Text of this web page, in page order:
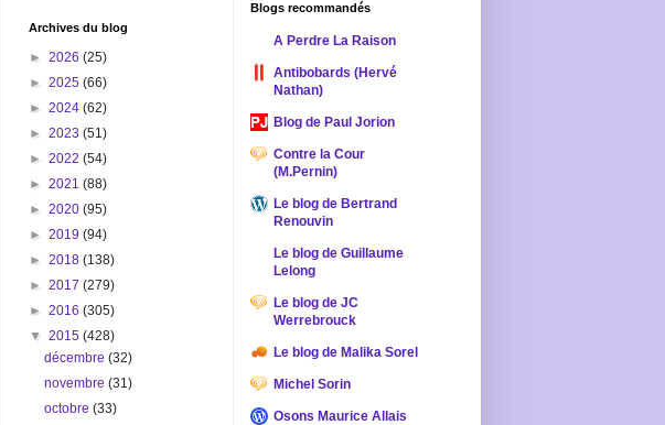
Archives du blog
► 2026 (25)
► 2025 (66)
► 2024 (62)
► 2023 (51)
► 2022 (54)
► 2021 (88)
► 2020 (95)
► 2019 (94)
► 2018 (138)
► 2017 (279)
► 2016 (305)
▼ 2015 (428)
décembre(32)
novembre(31)
octobre(33)
Blogs recommandés
A Perdre La Raison
Antibobards (Hervé
Nathan)
Blog de Paul Jorion
Contre la Cour
(M.Pernin)
Le blog de Bertrand
Renouvin
Le blog de Guillaume
Lelong
Le blog de JC
Werrebrouck
Le blog de Malika Sorel
Michel Sorin
Osons Maurice Allais